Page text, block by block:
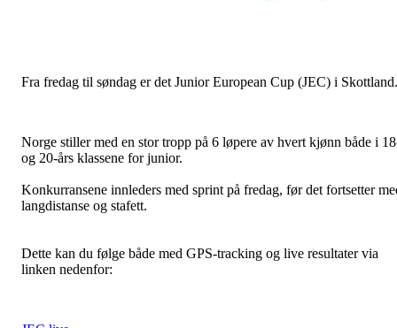
Fra fredag til søndag er det Junior European Cup (JEC) i Skottland.
Norge stiller med en stor tropp på 6 løpere av hvert kjønn både i
og 20-års klassene for junior.
Konkurransene innleders med sprint på fredag, før det fortsetter
langdistanse og stafett.
Dette kan du følge både med GPS-tracking og live resultater via
linken nedenfor: